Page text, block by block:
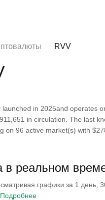
RVV
in 2025and operates
in circulation. The last
on 96 active market(s) with
в реальном
графики за 1 день,
Подробнее